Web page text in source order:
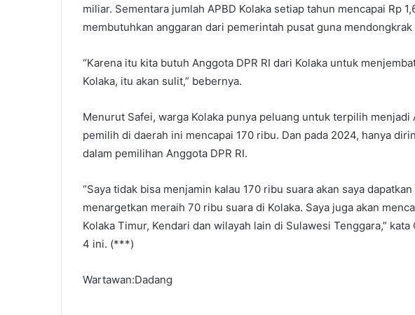
miliar. Sementara jumlah APBD Kolaka setiap tahun mencapai Rp
membutuhkan anggaran dari pemerintah pusat guna
“Karena itu kita butuh Anggota DPR RI dari Kolaka untuk
Kolaka, itu akan sulit,” bebernya.
Menurut Safei, warga Kolaka punya peluang untuk terpilih menjadi
pemilih di daerah ini mencapai 170 ribu. Dan pada 2024, hanya
dalam pemilihan Anggota DPR RI.
“Saya tidak bisa menjamin kalau 170 ribu suara akan saya
menargetkan meraih 70 ribu suara di Kolaka. Saya juga akan
Kolaka Timur, Kendari dan wilayah lain di Sulawesi Tenggara,”
4 ini. (***)
Wartawan:Dadang